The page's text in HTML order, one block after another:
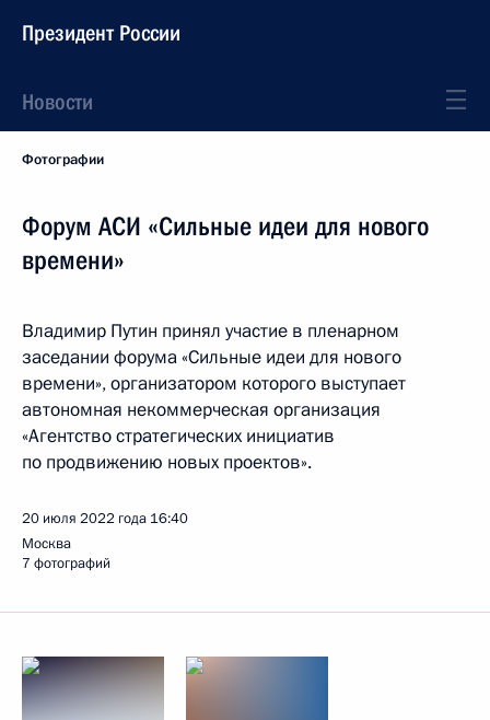
Президент России
Новости
Фотографии
Форум АСИ «Сильные идеи для нового
времени»
Владимир Путин принял участие в пленарном
заседании форума «Сильные идеи для нового
времени», организатором которого выступает
автономная некоммерческая организация
«Агентство стратегических инициатив
по продвижению новых проектов».
20 июля 2022 года 16:40
Москва
7 фотографий